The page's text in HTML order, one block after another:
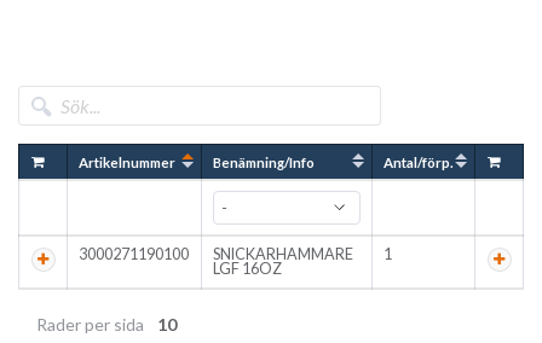
Artikelnummer Benämning/Info Antal/förp.
3000271190100
SNICKARHAMMARE
LGF 16OZ
1
Rader per sida
10